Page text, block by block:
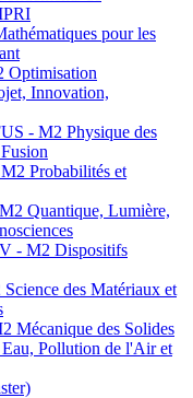
pour les
Innovation,
- M2 Physique des
Probabilités et
Quantique, Lumière,
- M2 Dispositifs
des Matériaux et
Mécanique des Solides
Pollution de l'Air et